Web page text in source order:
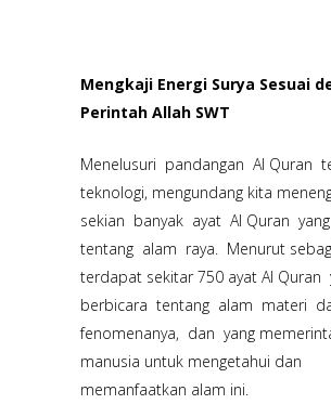
Mengkaji Energi Surya Sesuai
Perintah Allah SWT
Menelusuri pandangan Al Quran
teknologi, mengundang kita
sekian banyak ayat Al Quran
tentang alam raya. Menurut
terdapat sekitar 750 ayat Al Quran
berbicara tentang alam materi
fenomenanya, dan yang
manusia untuk mengetahui dan
memanfaatkan alam ini.